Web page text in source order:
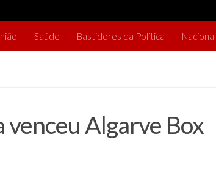
Saúde Bastidores da Política Nacional
venceu Algarve Box